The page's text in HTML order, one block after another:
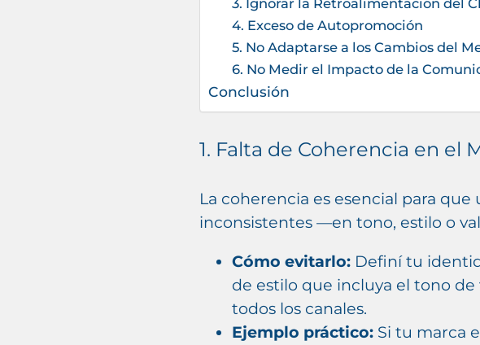
3. Ignorar la Retroalimentación del
4. Exceso de Autopromoción
5. No Adaptarse a los Cambios del
6. No Medir el Impacto de la
Conclusión
1. Falta de Coherencia en el
La coherencia es esencial para
inconsistentes —en tono, estilo o
Cómo evitarlo:Definí tu
de estilo que incluya el tono
todos los canales.
Ejemplo práctico:Si tu marca